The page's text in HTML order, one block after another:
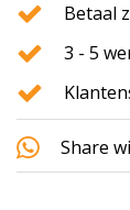
Betaal
3 - 5
Share